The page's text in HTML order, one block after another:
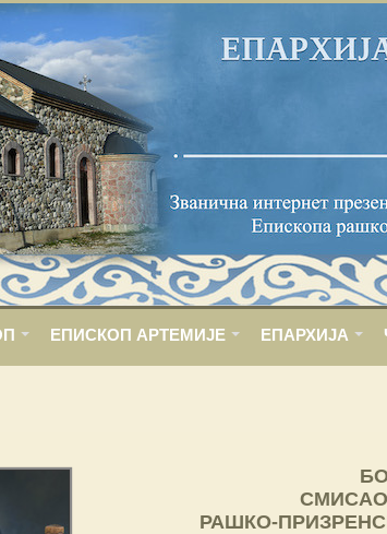
ЕПИСКОП АРТЕМИЈЕ ЕПАРХИЈА
РАШКО-